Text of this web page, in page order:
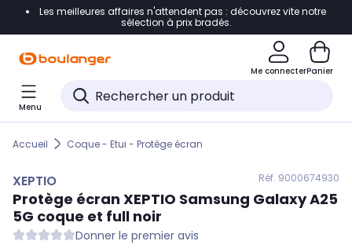
Accéder directement à la navigation
Accéder directement au pied de page
Accéder directement au chatbot
Les meilleures affaires n'attendent pas : découvrez vite notre
sélection à prix bradés.
Me connecterPanier
Menu
Accueil Coque - Etui - Protège écran
XEPTIO Réf. 9000674930
Protège écran XEPTIO Samsung Galaxy A25
5G coque et full noir
Donner le premier avis